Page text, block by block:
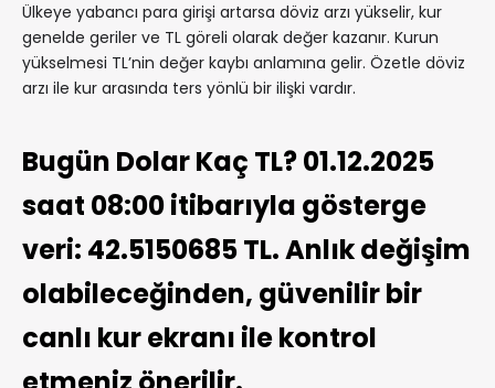
Ülkeye yabancı para girişi artarsa döviz arzı yükselir, kur
genelde geriler ve TL göreli olarak değer kazanır. Kurun
yükselmesi TL’nin değer kaybı anlamına gelir. Özetle döviz
arzı ile kur arasında ters yönlü bir ilişki vardır.
Bugün Dolar Kaç TL? 01.12.2025
saat 08:00 itibarıyla gösterge
veri: 42.5150685 TL. Anlık değişim
olabileceğinden, güvenilir bir
canlı kur ekranı ile kontrol